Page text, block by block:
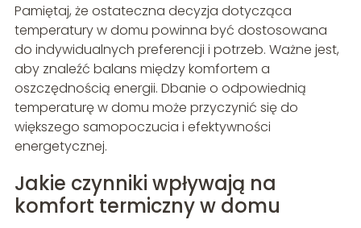
Pamiętaj, że ostateczna decyzja dotycząca
temperatury w domu powinna być dostosowana
do indywidualnych preferencji i potrzeb. Ważne jest,
aby znaleźć balans między komfortem a
oszczędnością energii. Dbanie o odpowiednią
temperaturę w domu może przyczynić się do
większego samopoczucia i efektywności
energetycznej.
Jakie czynniki wpływają na
komfort termiczny w domu